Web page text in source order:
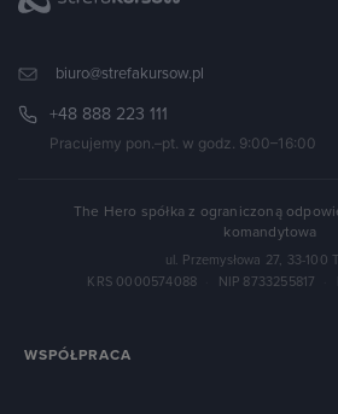
biuro@strefakursow.pl
+48 888 223 111
Pracujemy pon.–pt. w godz. 9:00–16:00
The Hero spółka z ograniczoną
komandytowa
ul. Przemysłowa 27, 33-100
KRS 0000574088
NIP 8733255817
WSPÓŁPRACA